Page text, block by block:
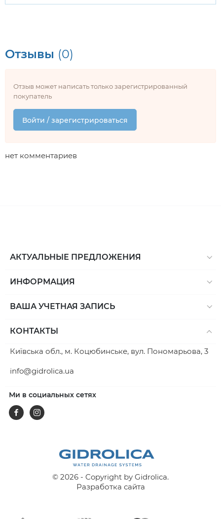
Отзывы (0)
Отзыв может написать только зарегистрированный
покупатель
Войти / зарегистрироваться
нет комментариев
АКТУАЛЬНЫЕ ПРЕДЛОЖЕНИЯ
ИНФОРМАЦИЯ
ВАША УЧЕТНАЯ ЗАПИСЬ
КОНТАКТЫ
Київська обл., м. Коцюбинське, вул. Пономарьова, 3
info@gidrolica.ua
Ми в социальных сетях
FacebookInstagram
© 2026 - Copyright by Gidrolica.
Разработка сайта